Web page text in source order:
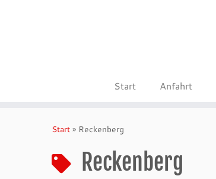
Start Anfahrt
Start » Reckenberg
Reckenberg